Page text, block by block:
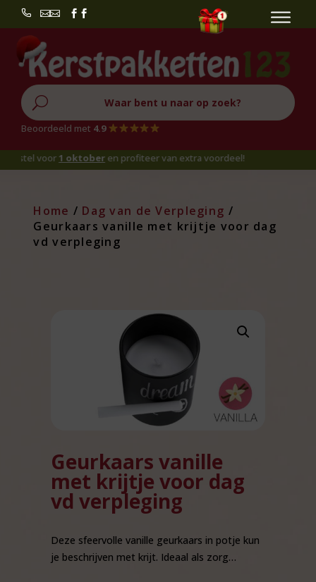
 
U
Beoordeeld met 4.9
voor 1 oktoberen profiteer van extra voordeel!
Home / Dag van de Verpleging /
Geurkaars vanille met krijtje voor dag
vd verpleging
Geurkaars vanille
met krijtje voor dag
vd verpleging
Deze sfeervolle vanille geurkaars in potje kun
je beschrijven met krijt. Ideaal als zorg…